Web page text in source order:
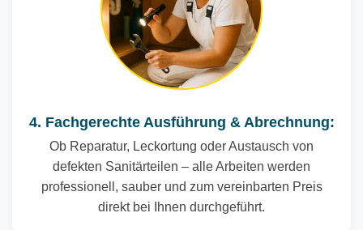
4. Fachgerechte Ausführung & Abrechnung:
Ob Reparatur, Leckortung oder Austausch von
defekten Sanitärteilen – alle Arbeiten werden
professionell, sauber und zum vereinbarten Preis
direkt bei Ihnen durchgeführt.